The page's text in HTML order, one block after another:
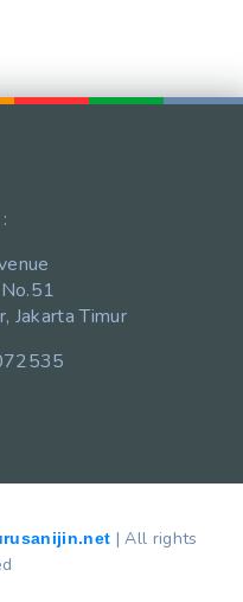
Jakarta Timur
| All rights